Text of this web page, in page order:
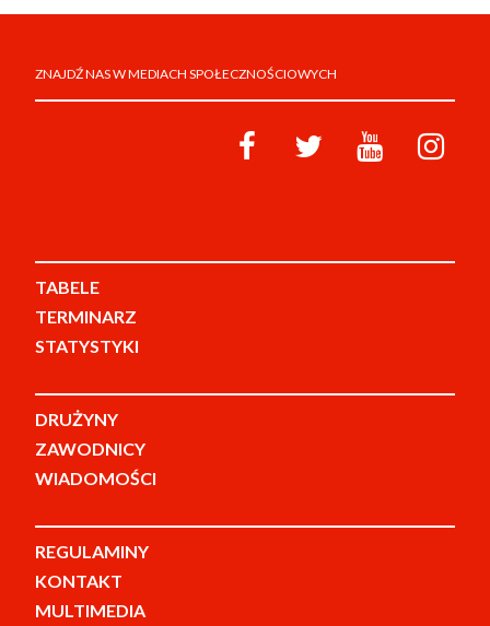
ZNAJDŹ NAS W MEDIACH SPOŁECZNOŚCIOWYCH
TABELE
TERMINARZ
STATYSTYKI
DRUŻYNY
ZAWODNICY
WIADOMOŚCI
REGULAMINY
KONTAKT
MULTIMEDIA